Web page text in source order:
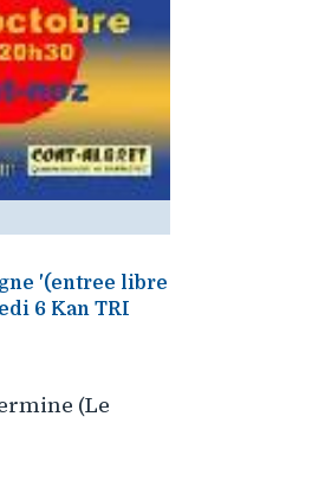
'(entree libre
6 Kan TRI
(Le